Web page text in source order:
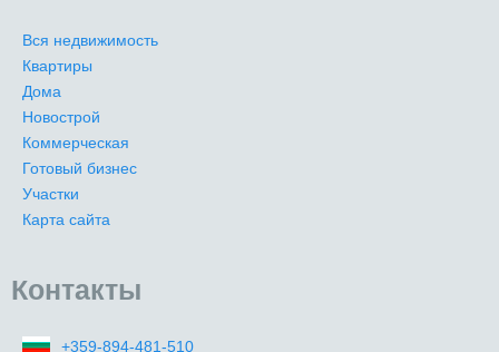
Вся недвижимость
Квартиры
Дома
Новострой
Коммерческая
Готовый бизнес
Участки
Карта сайта
Контакты
+359-894-481-510